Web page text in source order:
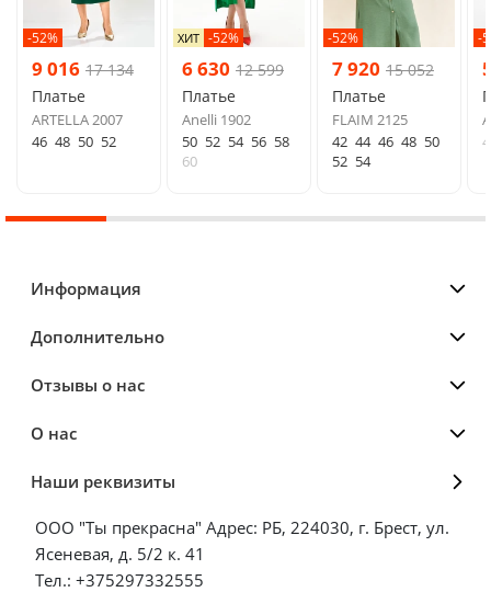
-52%
9 016 17 134
Платье
ARTELLA 2007
46 48 50 52
ХИТ -52%
6 630 12 599
Платье
Anelli 1902
50 52 54 56 58
60
-52%
7 920 15 052
Платье
FLAIM 2125
42 44 46 48 50
52 54
-
Информация
Дополнительно
Отзывы о нас
О нас
Наши реквизиты
ООО "Ты прекрасна" Адрес: РБ, 224030, г. Брест, ул.
Ясеневая, д. 5/2 к. 41
Тел.: +375297332555